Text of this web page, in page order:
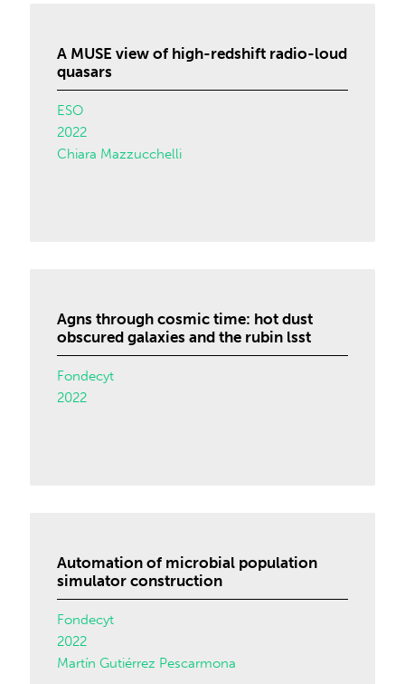
A MUSE view of high-redshift radio-loud
quasars
ESO
2022
Chiara Mazzucchelli
Agns through cosmic time: hot dust
obscured galaxies and the rubin lsst
Fondecyt
2022
Automation of microbial population
simulator construction
Fondecyt
2022
Martín Gutiérrez Pescarmona